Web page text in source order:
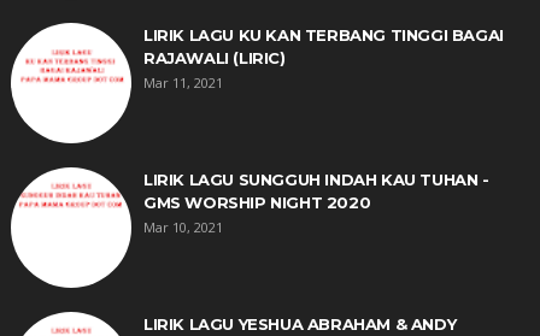
LIRIK LAGU KU KAN TERBANG TINGGI BAGAI
RAJAWALI (LIRIC)
Mar 11, 2021
LIRIK LAGU SUNGGUH INDAH KAU TUHAN -
GMS WORSHIP NIGHT 2020
Mar 10, 2021
LIRIK LAGU YESHUA ABRAHAM & ANDY